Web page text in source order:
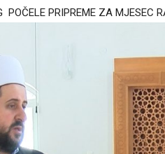
POČELE PRIPREME ZA MJESEC